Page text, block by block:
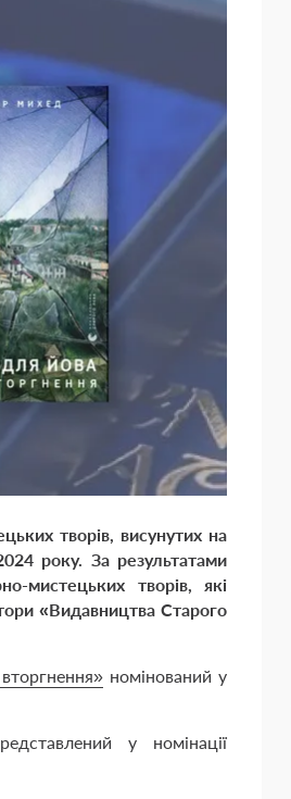
творів, висунутих на
року. За результатами
мистецьких творів, які
«Видавництва Старого
номінований у
у номінації